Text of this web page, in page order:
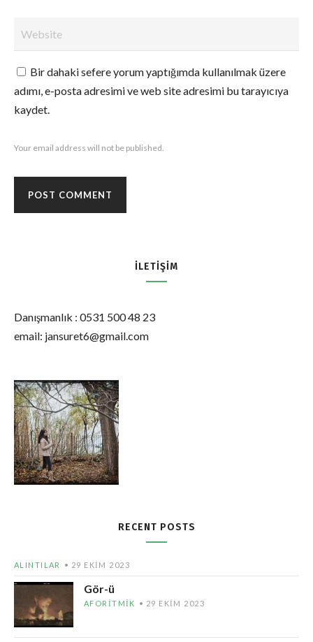
Bir dahaki sefere yorum yaptığımda kullanılmak üzere
adımı, e-posta adresimi ve web site adresimi bu tarayıcıya
kaydet.
Your email address will not be published.
İLETIŞIM
Danışmanlık : 0531 500 48 23
email: jansuret6@gmail.com
RECENT POSTS
ALINTILAR 29 EKIM 2023
Gör-ü
AFORITMIK 29 EKIM 2023